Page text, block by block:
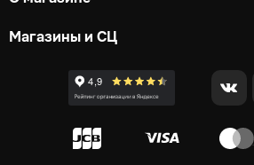
Магазины и СЦ